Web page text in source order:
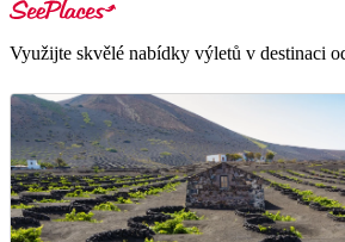
Využijte skvělé nabídky výletů v destinaci